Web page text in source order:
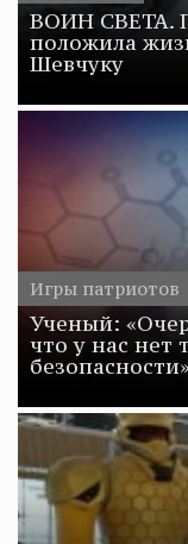
ВОИН СВЕТА.
положила
Шевчуку
Игры патриотов
Ученый:
что у нас нет